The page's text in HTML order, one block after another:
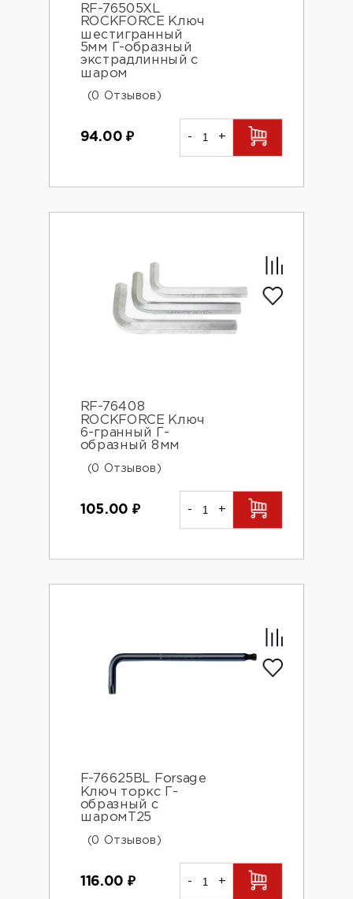
RF-76505XL
ROCKFORCE Ключ
шестигранный
5мм Г-образный
экстрадлинный с
шаром
(0 Отзывов)
94.00 ₽ - +
RF-76408
ROCKFORCE Ключ
6-гранный Г-
образный 8мм
(0 Отзывов)
105.00 ₽ - +
F-76625BL Forsage
Ключ торкс Г-
образный с
шаромT25
(0 Отзывов)
116.00 ₽ - +